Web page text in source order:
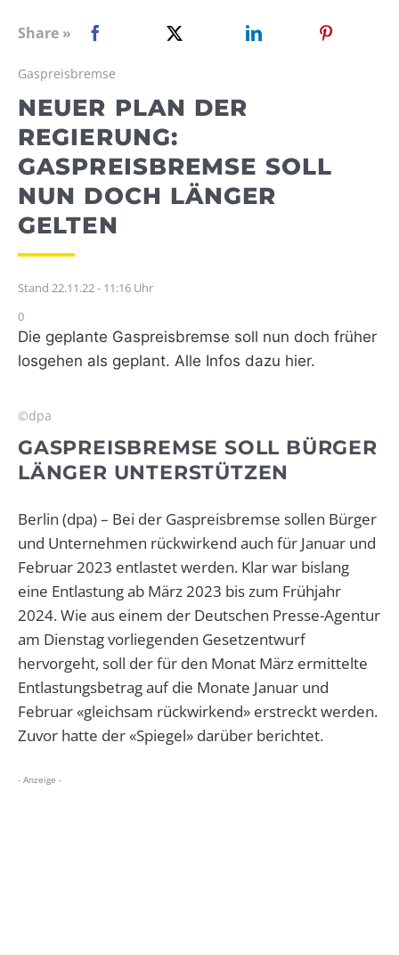
WEBRADIO
Share »
Gaspreisbremse
NEUER PLAN DER
REGIERUNG:
GASPREISBREMSE SOLL
NUN DOCH LÄNGER
GELTEN
Stand 22.11.22 - 11:16 Uhr
0
Die geplante Gaspreisbremse soll nun doch früher
losgehen als geplant. Alle Infos dazu hier.
©dpa
GASPREISBREMSE SOLL BÜRGER
LÄNGER UNTERSTÜTZEN
Berlin (dpa) – Bei der Gaspreisbremse sollen Bürger
und Unternehmen rückwirkend auch für Januar und
Februar 2023 entlastet werden. Klar war bislang
eine Entlastung ab März 2023 bis zum Frühjahr
2024. Wie aus einem der Deutschen Presse-Agentur
am Dienstag vorliegenden Gesetzentwurf
hervorgeht, soll der für den Monat März ermittelte
Entlastungsbetrag auf die Monate Januar und
Februar «gleichsam rückwirkend» erstreckt werden.
Zuvor hatte der «Spiegel» darüber berichtet.
- Anzeige -